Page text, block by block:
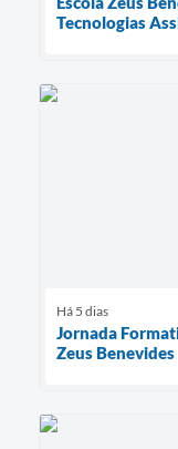
Tecnologias
Há 5 dias
Jornada
Zeus Benevides